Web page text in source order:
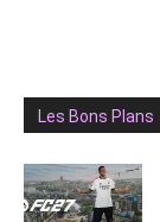
Les Bons Plans